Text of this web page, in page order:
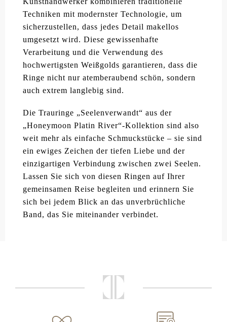
Techniken mit modernster Technologie, um
sicherzustellen, dass jedes Detail makellos
umgesetzt wird. Diese gewissenhafte
Verarbeitung und die Verwendung des
hochwertigsten Weißgolds garantieren, dass die
Ringe nicht nur atemberaubend schön, sondern
auch extrem langlebig sind.
Die Trauringe „Seelenverwandt“ aus der
„Honeymoon Platin River“-Kollektion sind also
weit mehr als einfache Schmuckstücke – sie sind
ein ewiges Zeichen der tiefen Liebe und der
einzigartigen Verbindung zwischen zwei Seelen.
Lassen Sie sich von diesen Ringen auf Ihrer
gemeinsamen Reise begleiten und erinnern Sie
sich bei jedem Blick an das unverbrüchliche
Band, das Sie miteinander verbindet.